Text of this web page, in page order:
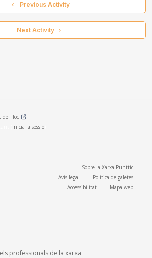
  Previous Activity
Next Activity
del lloc
Inicia la sessió
Sobre la Xarxa Punttic
Avís legal
Política de galetes
Accessibilitat
Mapa web
professionals de la xarxa